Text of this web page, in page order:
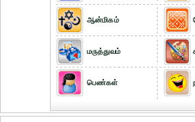
ஆன்மிகம்
மருத்துவம்
பெண்கள்